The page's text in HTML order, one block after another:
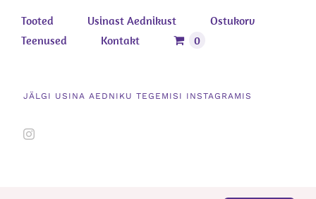
Tooted Usinast Aednikust
Ostukorv
Teenused
Kontakt 0
JÄLGI USINA AEDNIKU TEGEMISI INSTAGRAMIS